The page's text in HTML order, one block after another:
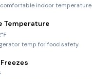
indoor temperature.
Temperature
temp for food safety.